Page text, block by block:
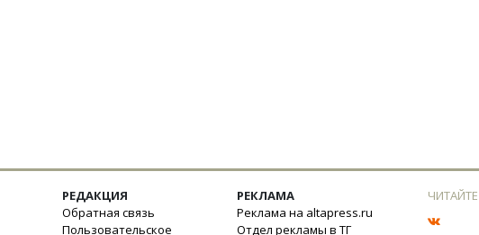
РЕДАКЦИЯ
Обратная связь
Пользовательское
РЕКЛАМА
Реклама на altapress.ru
Отдел рекламы в ТГ